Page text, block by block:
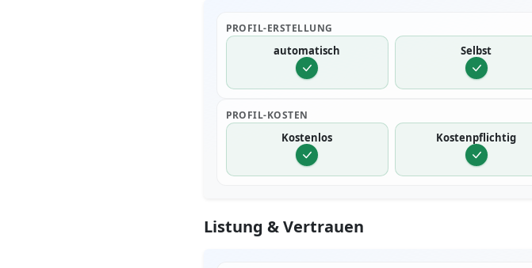
PROFIL-ERSTELLUNG
automatisch Selbst
PROFIL-KOSTEN
Kostenlos Kostenpflichtig
Listung & Vertrauen